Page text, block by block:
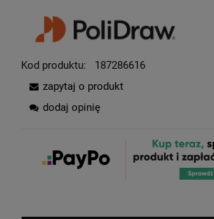
Kod produktu:
187286616
zapytaj o produkt
dodaj opinię